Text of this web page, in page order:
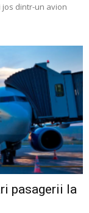
dintr-un avion
pasagerii la